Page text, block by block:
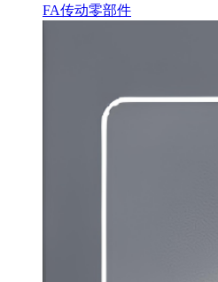
FA传动零部件